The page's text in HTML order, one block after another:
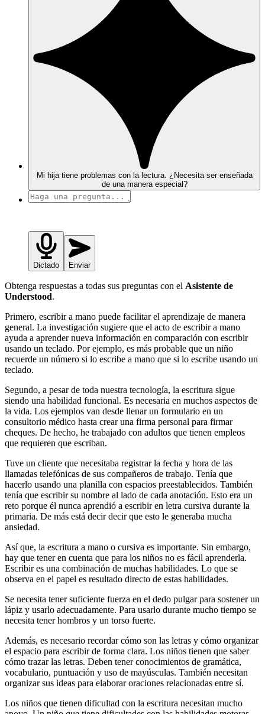
Mi hija tiene problemas con la lectura. ¿Necesita ser enseñada
de una manera especial?
Dictado Enviar
Obtenga respuestas a todas sus preguntas con el Asistente de
Understood.
Primero, escribir a mano puede facilitar el aprendizaje de manera
general. La investigación sugiere que el acto de escribir a mano
ayuda a aprender nueva información en comparación con escribir
usando un teclado. Por ejemplo, es más probable que un niño
recuerde un número si lo escribe a mano que si lo escribe usando un
teclado.
Segundo, a pesar de toda nuestra tecnología, la escritura sigue
siendo una habilidad funcional. Es necesaria en muchos aspectos de
la vida. Los ejemplos van desde llenar un formulario en un
consultorio médico hasta crear una firma personal para firmar
cheques. De hecho, he trabajado con adultos que tienen empleos
que requieren que escriban.
Tuve un cliente que necesitaba registrar la fecha y hora de las
llamadas telefónicas de sus compañeros de trabajo. Tenía que
hacerlo usando una planilla con espacios preestablecidos. También
tenía que escribir su nombre al lado de cada anotación. Esto era un
reto porque él nunca aprendió a escribir en letra cursiva durante la
primaria. De más está decir decir que esto le generaba mucha
ansiedad.
Así que, la escritura a mano o cursiva es importante. Sin embargo,
hay que tener en cuenta que para los niños no es fácil aprenderla.
Escribir es una combinación de muchas habilidades. Lo que se
observa en el papel es resultado directo de estas habilidades.
Se necesita tener suficiente fuerza en el dedo pulgar para sostener un
lápiz y usarlo adecuadamente. Para usarlo durante mucho tiempo se
necesita tener hombros y un torso fuerte.
Además, es necesario recordar cómo son las letras y cómo organizar
el espacio para escribir de forma clara. Los niños tienen que saber
cómo trazar las letras. Deben tener conocimientos de gramática,
vocabulario, puntuación y uso de mayúsculas. También necesitan
organizar sus ideas para elaborar oraciones relacionadas entre sí.
Los niños que tienen dificultad con la escritura necesitan mucho